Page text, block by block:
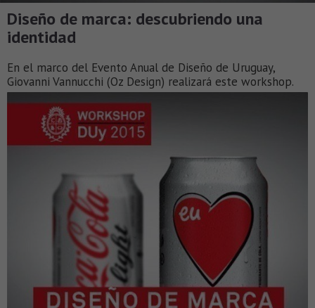
Diseño de marca: descubriendo una
identidad
En el marco del Evento Anual de Diseño de Uruguay,
Giovanni Vannucchi (Oz Design) realizará este workshop.